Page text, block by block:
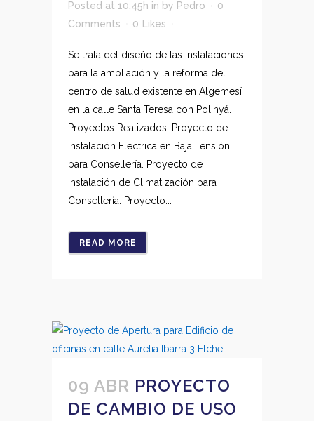
Posted at 10:45h in by Pedro
0
Comments
0 Likes
Se trata del diseño de las instalaciones
para la ampliación y la reforma del
centro de salud existente en Algemesí
en la calle Santa Teresa con Polinyá.
Proyectos Realizados: Proyecto de
Instalación Eléctrica en Baja Tensión
para Consellería. Proyecto de
Instalación de Climatización para
Consellería. Proyecto...
READ MORE
09 ABR PROYECTO
DE CAMBIO DE USO